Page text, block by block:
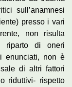
sull’anamnesi
presso i vari
non risulta
riparto di oneri
enunciati, non è
di altri fattori
riduttivi- rispetto